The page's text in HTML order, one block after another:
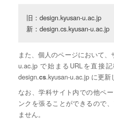
旧：design.kyusan-u.ac.jp
新：design.cs.kyusan-u.ac.jp
また、個人のページにおいて
u.ac.jp で始まるURLを直接
design.cs.kyusan-u.ac.jp に更新
なお、学科サイト内での他ペ
ンクを張ることができるので
ません。